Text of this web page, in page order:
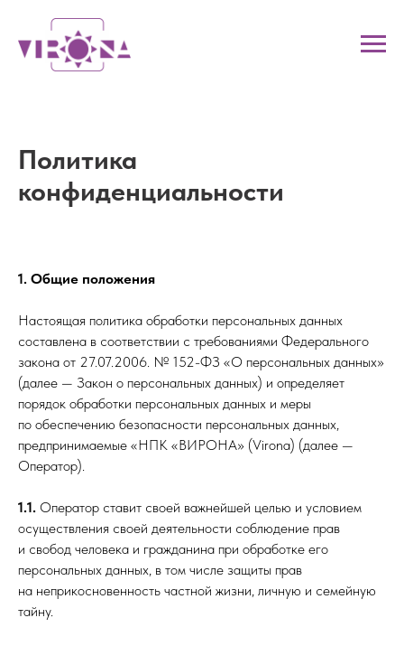
Политика
конфиденциальности
1. Общие положения
Настоящая политика обработки персональных данных
составлена в соответствии с требованиями Федерального
закона от 27.07.2006. № 152-ФЗ «О персональных данных»
(далее — Закон о персональных данных) и определяет
порядок обработки персональных данных и меры
по обеспечению безопасности персональных данных,
предпринимаемые «НПК «ВИРОНА» (Virona) (далее —
Оператор).
1.1. Оператор ставит своей важнейшей целью и условием
осуществления своей деятельности соблюдение прав
и свобод человека и гражданина при обработке его
персональных данных, в том числе защиты прав
на неприкосновенность частной жизни, личную и семейную
тайну.